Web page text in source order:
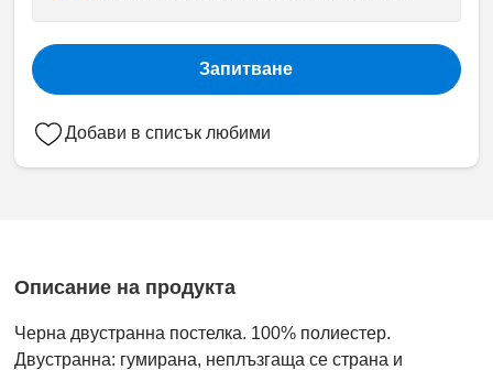
Запитване
Добави в списък любими
Описание на продукта
Черна двустранна постелка. 100% полиестер.
Двустранна: гумирана, неплъзгаща се страна и